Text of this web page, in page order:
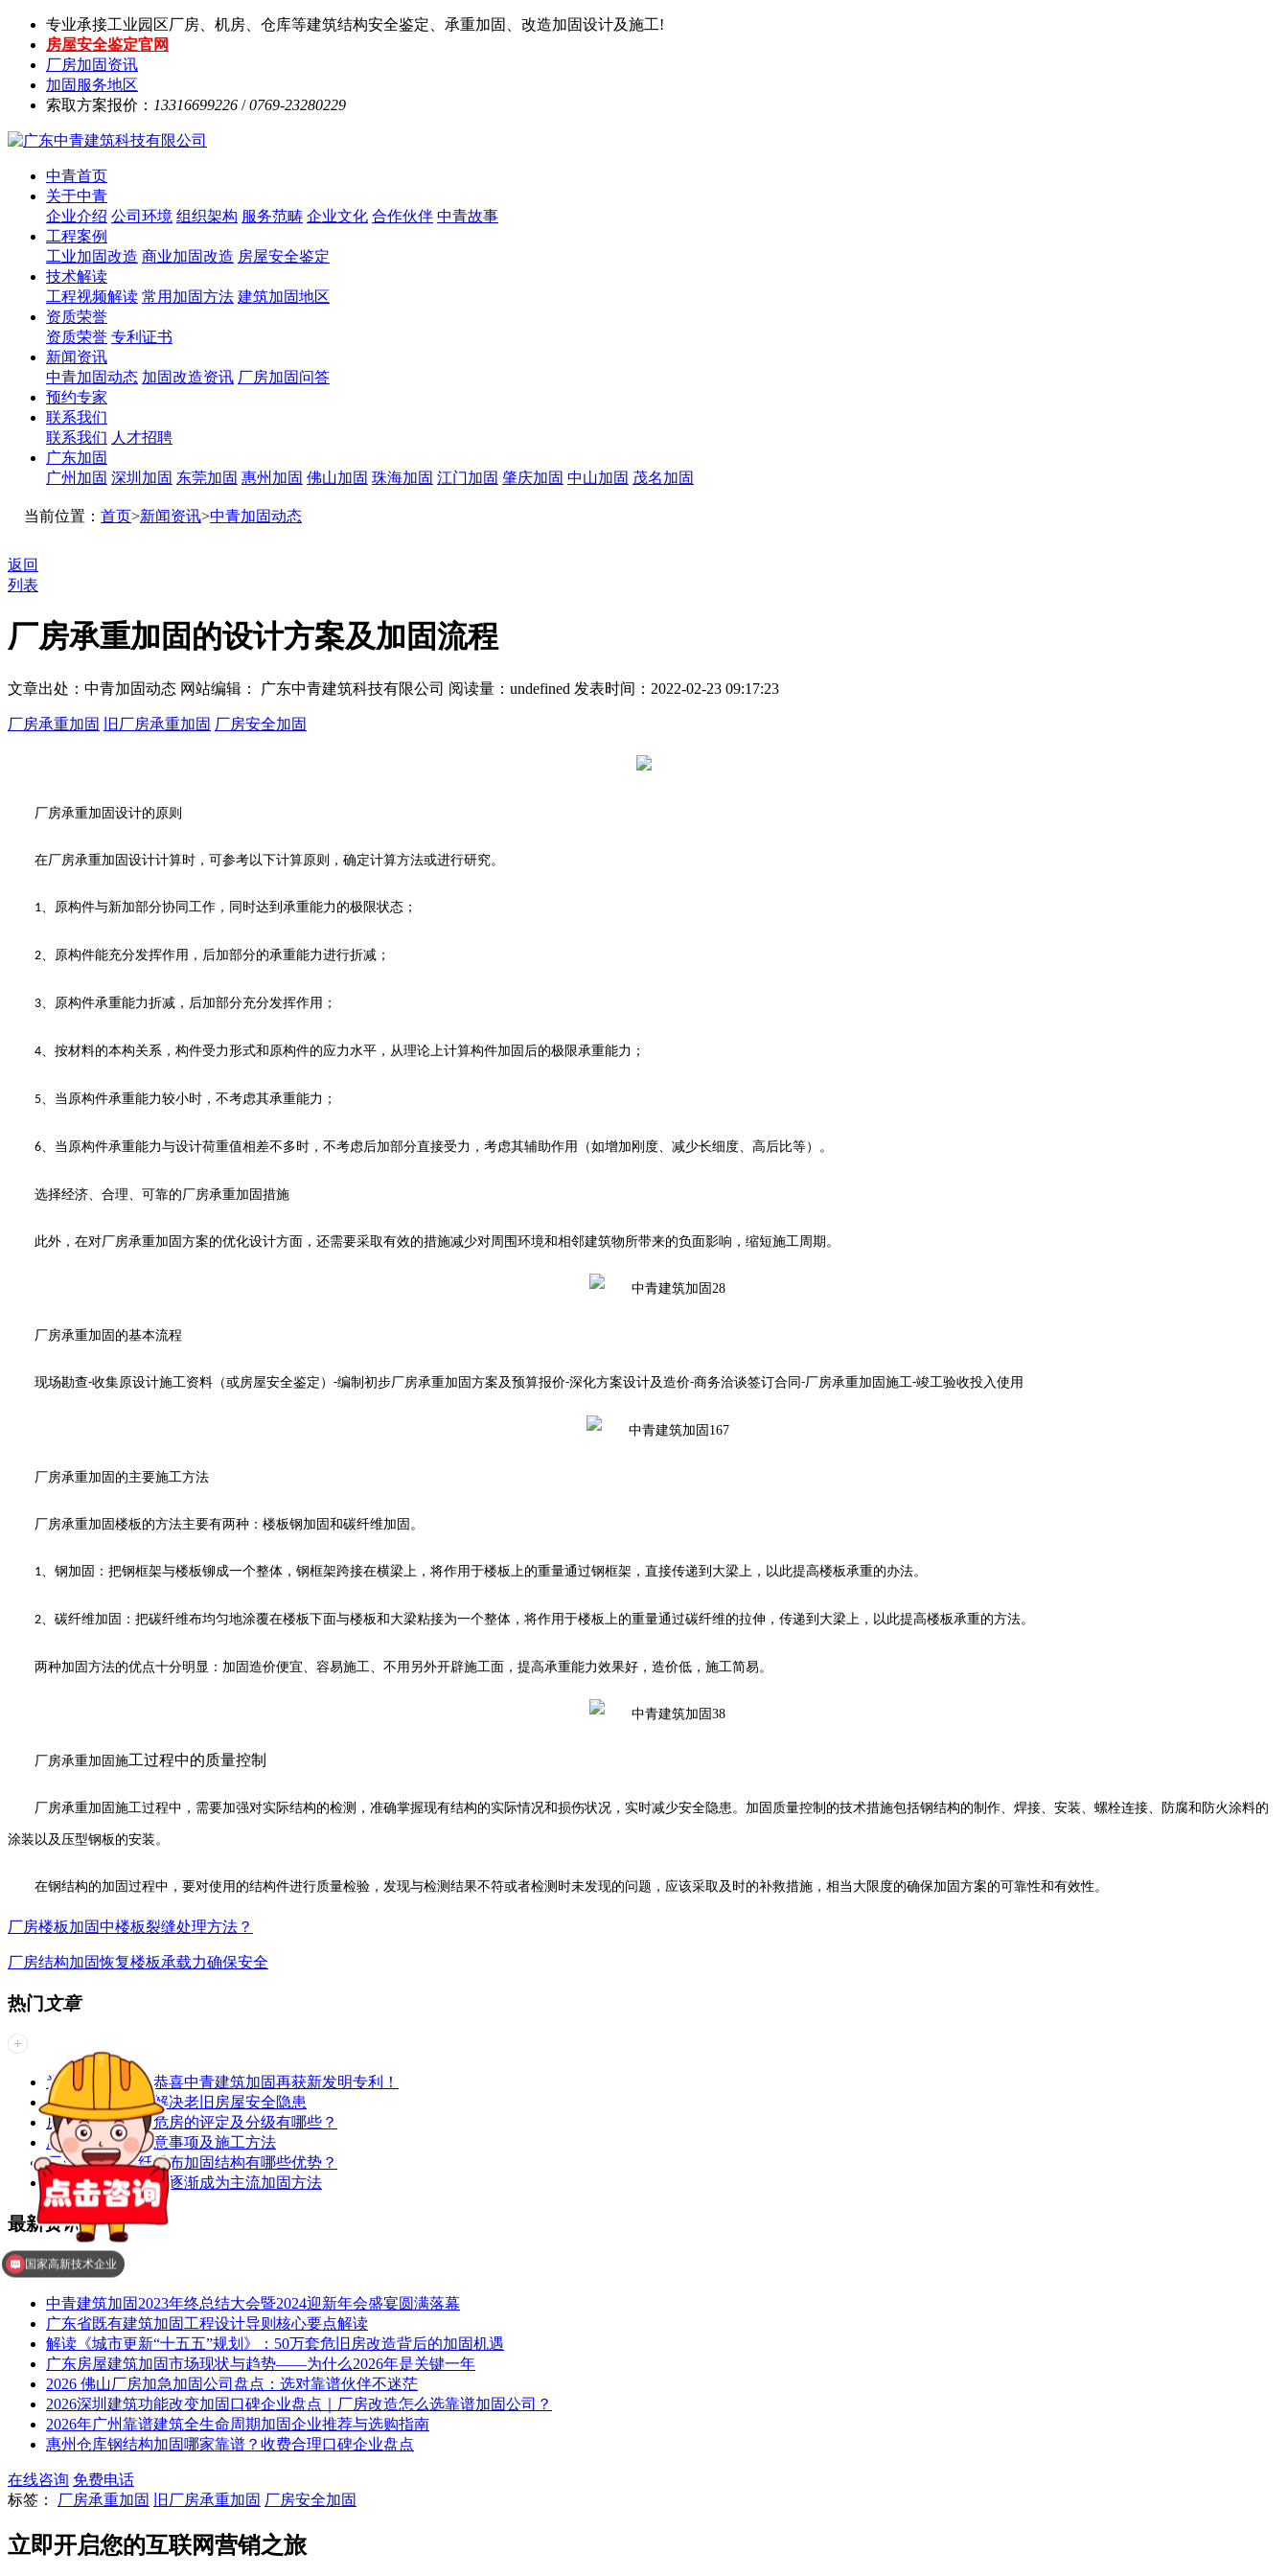
专业承接工业园区厂房、机房、仓库等建筑结构安全鉴定、承重加固、改造加固设计及施工!
房屋安全鉴定官网
厂房加固资讯
加固服务地区
索取方案报价： 13316699226 /0769-23280229
中青首页
关于中青
企业介绍 公司环境 组织架构 服务范畴 企业文化 合作伙伴 中青故事
工程案例
工业加固改造 商业加固改造 房屋安全鉴定
技术解读
工程视频解读 常用加固方法 建筑加固地区
资质荣誉
资质荣誉 专利证书
新闻资讯
中青加固动态 加固改造资讯 厂房加固问答
预约专家
联系我们
联系我们 人才招聘
广东加固
广州加固 深圳加固 东莞加固 惠州加固 佛山加固 珠海加固 江门加固 肇庆加固 中山加固 茂名加固
当前位置： 首页>新闻资讯>中青加固动态
返回
列表
厂房承重加固的设计方案及加固流程
文章出处：中青加固动态 网站编辑： 广东中青建筑科技有限公司 阅读量： undefined 发表时间：2022-02-23 09:17:23
厂房承重加固 旧厂房承重加固 厂房安全加固
厂房承重加固 设计的原则
在厂房承重加固 设计计算时，可参考以下计算原则，确定计算方法或进行研究。
1 原构件与新加部分协同工作，同时达到承重能力的极限状态；
2 原构件能充分发挥作用，后加部分的承重能力进行折减；
3 原构件承重能力折减，后加部分充分发挥作用；
4 按材料的本构关系，构件受力形式和原构件的应力水平，从理论上计算构件加固后的极限承重能力；
5 当原构件承重能力较小时，不考虑其承重能力；
6 当原构件承重能力与设计荷重值相差不多时，不考虑后加部分直接受力，考虑其辅助作用（如增加刚度、减少长细度、高后比等）。
选择经济、合理、可靠的厂房承重加固措施
此外，在对厂房承重加固 方案的优化设计方面，还需要采取有效的措施减少对周围环境和相邻建筑物所带来的负面影响，缩短施工周期。
厂房承重加固的基本流程
现场勘查-收集原设计施工资料（或房屋安全鉴定） -编制初步厂房承重加固 方案及预算报价-深化方案设计及造价-商务洽谈签订合同 -厂房承重加固 施工-竣工验收投入使用
厂房承重加固的主要施工方法
厂房承重加固楼板的方法主要有两种：楼板钢加固和碳纤维加固。
1 、钢加固：把钢框架与楼板铆成一个整体，钢框架跨接在横梁上，将作用于楼板上的重量通过钢框架，直接传递到大梁上，以此提高楼板承重的办法。
2 、碳纤维加固：把碳纤维布均匀地涂覆在楼板下面与楼板和大梁粘接为一个整体，将作用于楼板上的重量通过碳纤维的拉伸，传递到大梁上，以此提高楼板承重的方法。
两种加固方法的优点十分明显：加固造价便宜、容易施工、不用另外开辟施工面，提高承重能力效果好，造价低，施工简易。
厂房承重加固施工过程中的质量控制
厂房承重加固施工过程中，需要加强对实际结构的检测，准确掌握现有结构的实际情况和损伤状况，实时减少安全隐患。加固质量控制的技术措施包括钢结构的制作、焊接、安装、螺栓连接、防腐和防火涂料的
涂装以及压型钢板的安装。
在钢结构的加固过程中，要对使用的结构件进行质量检验，发现与检测结果不符或者检测时未发现的问题，应该采取及时的补救措施，相当大限度的确保加固方案的可靠性和有效性。
厂房楼板加固中楼板裂缝处理方法？
厂房结构加固恢复楼板承载力确保安全
热门文章
为创新者点赞！恭喜中青建筑加固再获新发明专利！
建筑加固能有效解决老旧房屋安全隐患
房屋鉴定公司对危房的评定及分级有哪些？
厂房加固时的注意事项及施工方法
厂房加固中碳纤维布加固结构有哪些优势？
厂房碳纤维布加固逐渐成为主流加固方法
最新资讯
中青建筑加固2023年终总结大会暨2024迎新年会盛宴圆满落幕
广东省既有建筑加固工程设计导则核心要点解读
解读《城市更新“十五五”规划》：50万套危旧房改造背后的加固机遇
广东房屋建筑加固市场现状与趋势——为什么2026年是关键一年
2026 佛山厂房加急加固公司盘点：选对靠谱伙伴不迷茫
2026深圳建筑功能改变加固口碑企业盘点｜厂房改造怎么选靠谱加固公司？​
2026年广州靠谱建筑全生命周期加固企业推荐与选购指南
惠州仓库钢结构加固哪家靠谱？收费合理口碑企业盘点
在线咨询 免费电话
标签：
厂房承重加固 旧厂房承重加固 厂房安全加固
立即开启您的互联网营销之旅
国家高新技术企业